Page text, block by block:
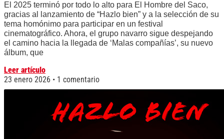
El 2025 terminó por todo lo alto para El Hombre del Saco,
gracias al lanzamiento de “Hazlo bien” y a la selección de su
tema homónimo para participar en un festival
cinematográfico. Ahora, el grupo navarro sigue despejando
el camino hacia la llegada de ‘Malas compañías’, su nuevo
álbum, que
Leer artículo
23 enero 2026
1 comentario